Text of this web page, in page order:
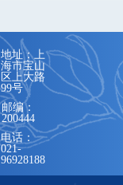
地址：上
海市宝山
区上大路
99号
邮编：
200444
电话：
021-
96928188